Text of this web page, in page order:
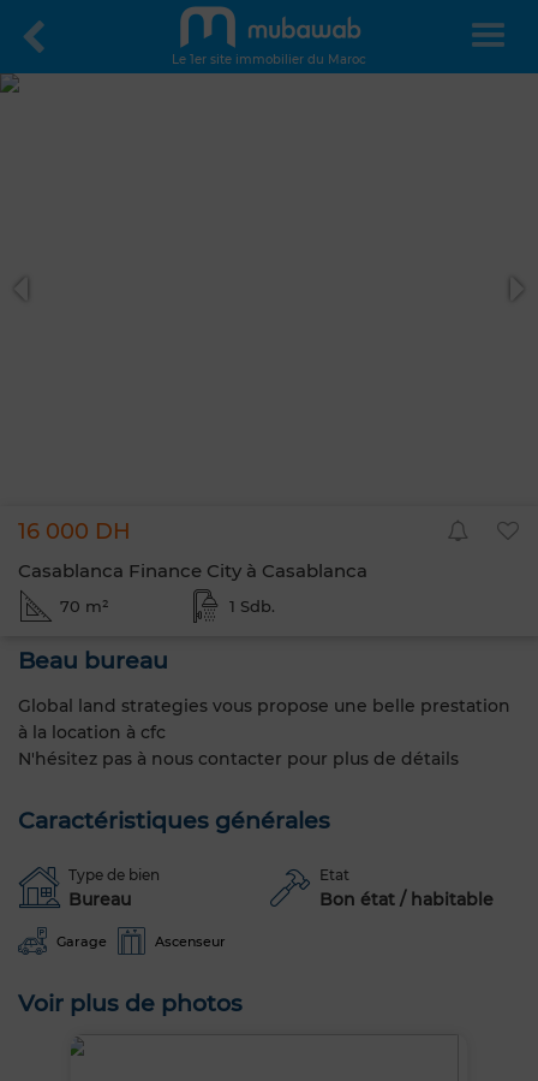
Le 1er site immobilier du Maroc
16 000 DH
Casablanca Finance City à Casablanca
70 m² 1 Sdb.
Beau bureau
Global land strategies vous propose une belle prestation
à la location à cfc
N'hésitez pas à nous contacter pour plus de détails
Caractéristiques générales
Type de bien
Bureau
Etat
Bon état / habitable
Garage Ascenseur
Voir plus de photos